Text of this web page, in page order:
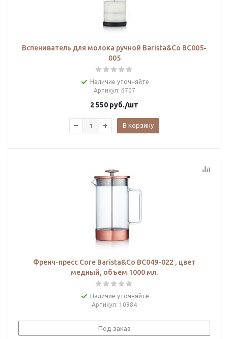
Вспениватель для молока ручной Barista&Co BC005-
005
Наличие уточняйте
Артикул: 6707
2 550 руб./шт
В корзину
Френч-пресс Core Barista&Co BC049-022 , цвет
медный, объем 1000 мл.
Наличие уточняйте
Артикул: 10984
Под заказ